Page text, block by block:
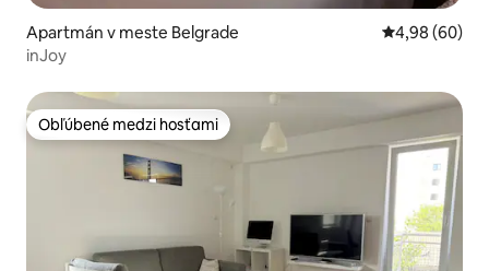
Apartmán v meste Belgrade Priemerné
4,98 (60)
inJoy
Obľúbené medzi hosťami
Obľúbené medzi hosťami